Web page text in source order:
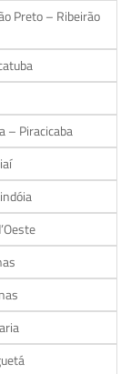
Preto – Ribeirão
– Piracicaba